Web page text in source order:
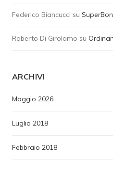
Federico Biancucci su
Roberto Di Girolamo su
ARCHIVI
Maggio 2026
Luglio 2018
Febbraio 2018